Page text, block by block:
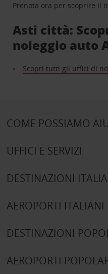
Prenota ora per scoprire il
Asti città:
noleggio auto
Scopri tutti gli uffici di
COME POSSIAMO
UFFICI E SERVIZI
DESTINAZIONI
AEROPORTI ITALIANI
DESTINAZIONI
AEROPORTI